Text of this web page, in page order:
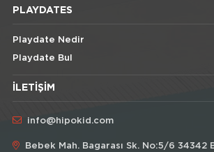
PLAYDATES
Playdate Nedir
Playdate Bul
İLETIŞIM
info@hipokid.com
Bebek Mah. Bagarası Sk. No:5/6 34342